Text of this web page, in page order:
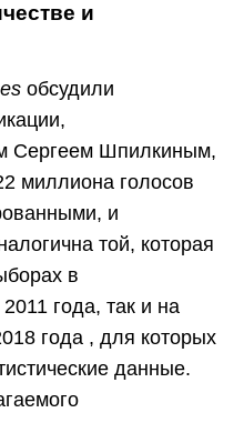
и
обсудили
Сергеем Шпилкиным,
миллиона голосов
и
той, которая
в
года, так и на
года , для которых
данные.